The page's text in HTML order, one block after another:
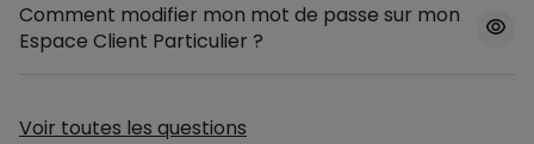
Comment modifier mon mot de passe sur mon
Espace Client Particulier ?
Voir toutes les questions